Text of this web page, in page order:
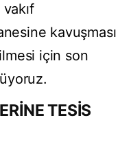
kavuşması
için son
TESİS